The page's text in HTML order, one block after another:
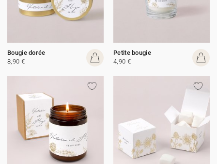
Bougie dorée
8,90 €
Petite bougie
4,90 €